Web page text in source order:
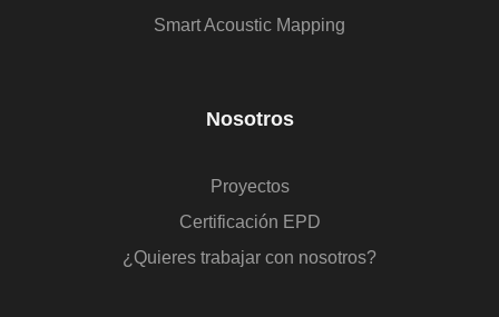
Smart Acoustic Mapping
Nosotros
Proyectos
Certificación EPD
¿Quieres trabajar con nosotros?